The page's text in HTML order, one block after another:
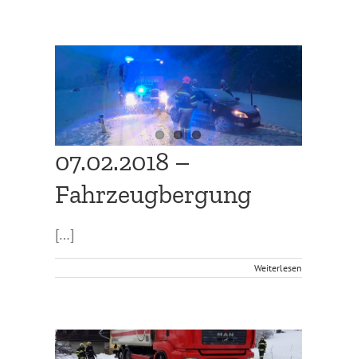
07.02.2018 –
Fahrzeugbergung
[…]
Weiterlesen